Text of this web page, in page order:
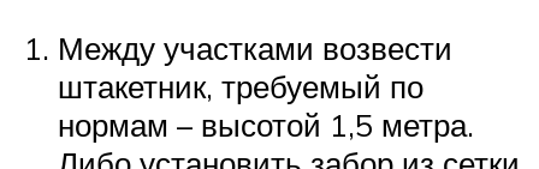
Между участками возвести
штакетник, требуемый по
нормам – высотой 1,5 метра.